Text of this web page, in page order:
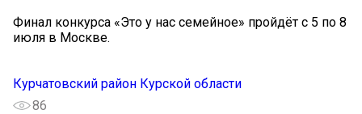
Финал конкурса «Это у нас семейное» пройдёт с 5 по 8
июля в Москве.
Курчатовский район Курской области
86